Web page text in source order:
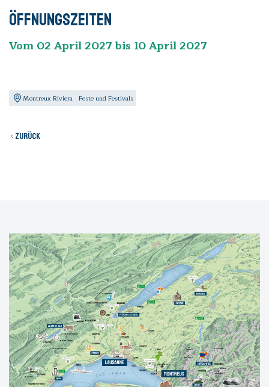
Öffnungszeiten
Vom 02 April 2027 bis 10 April 2027
Montreux Riviera Feste und Festivals
Zurück